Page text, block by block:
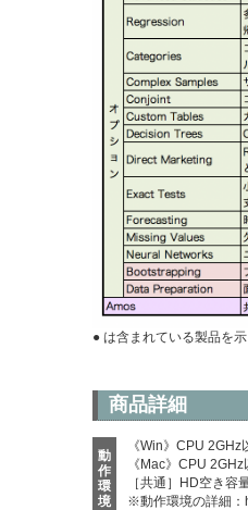
● は含まれている製品を示
商品詳細
動
作
環
境
《Win》CPU
《Mac》CPU
［共通］HD空き容
※動作環境の詳細：